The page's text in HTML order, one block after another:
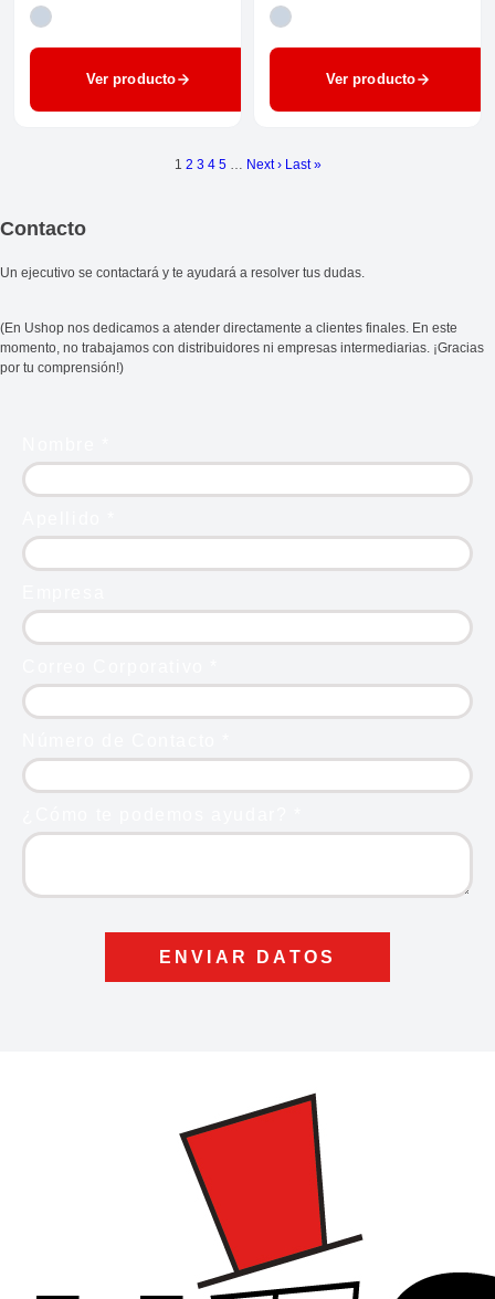
Ver producto Ver producto
1 2 3 4 5 Next › Last »
Contacto
Un ejecutivo se contactará y te ayudará a resolver tus dudas.
(En Ushop nos dedicamos a atender directamente a clientes finales. En este
momento, no trabajamos con distribuidores ni empresas intermediarias. ¡Gracias
por tu comprensión!)